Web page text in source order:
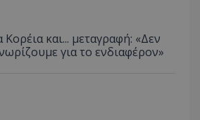
και... μεταγραφή: «Δεν
για το ενδιαφέρον»